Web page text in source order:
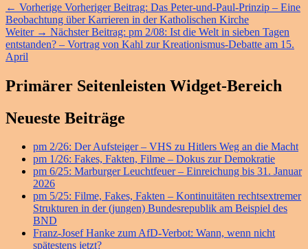
← Vorherige Vorheriger Beitrag: Das Peter-und-Paul-Prinzip – Eine
Beobachtung über Karrieren in der Katholischen Kirche
Weiter → Nächster Beitrag: pm 2/08: Ist die Welt in sieben Tagen
entstanden? – Vortrag von Kahl zur Kreationismus-Debatte am 15.
April
Primärer Seitenleisten Widget-Bereich
Neueste Beiträge
pm 2/26: Der Aufsteiger – VHS zu Hitlers Weg an die Macht
pm 1/26: Fakes, Fakten, Filme – Dokus zur Demokratie
pm 6/25: Marburger Leuchtfeuer – Einreichung bis 31. Januar
2026
pm 5/25: Filme, Fakes, Fakten – Kontinuitäten rechtsextremer
Strukturen in der (jungen) Bundesrepublik am Beispiel des
BND
Franz-Josef Hanke zum AfD-Verbot: Wann, wenn nicht
spätestens jetzt?